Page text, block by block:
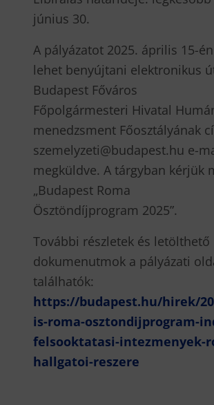
június 30.
A pályázatot 2025. április 15-
lehet benyújtani elektronikus
Budapest Főváros
Főpolgármesteri Hivatal
menedzsment Főosztályának
szemelyzeti@budapest.hu e-
megküldve. A tárgyban kérjük
„Budapest Roma
Ösztöndíjprogram 2025”.
További részletek és letölthető
dokumenutmok a pályázati
találhatók:
https://budapest.hu/hirek/
is-roma-osztondijprogram-
felsooktatasi-intezmenyek-
hallgatoi-reszere